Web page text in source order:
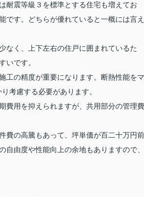
耐震等級３を標準とする住宅も増えてお
です。どちらが優れていると一概には言え
なく、上下左右の住戸に囲まれているた
いです。
工の精度が重要になります。断熱性能をマ
考慮する必要があります。
費用を抑えられますが、共用部分の管理費
費の高騰もあって、坪単価が百二十万円前
自由度や性能向上の余地もありますので、